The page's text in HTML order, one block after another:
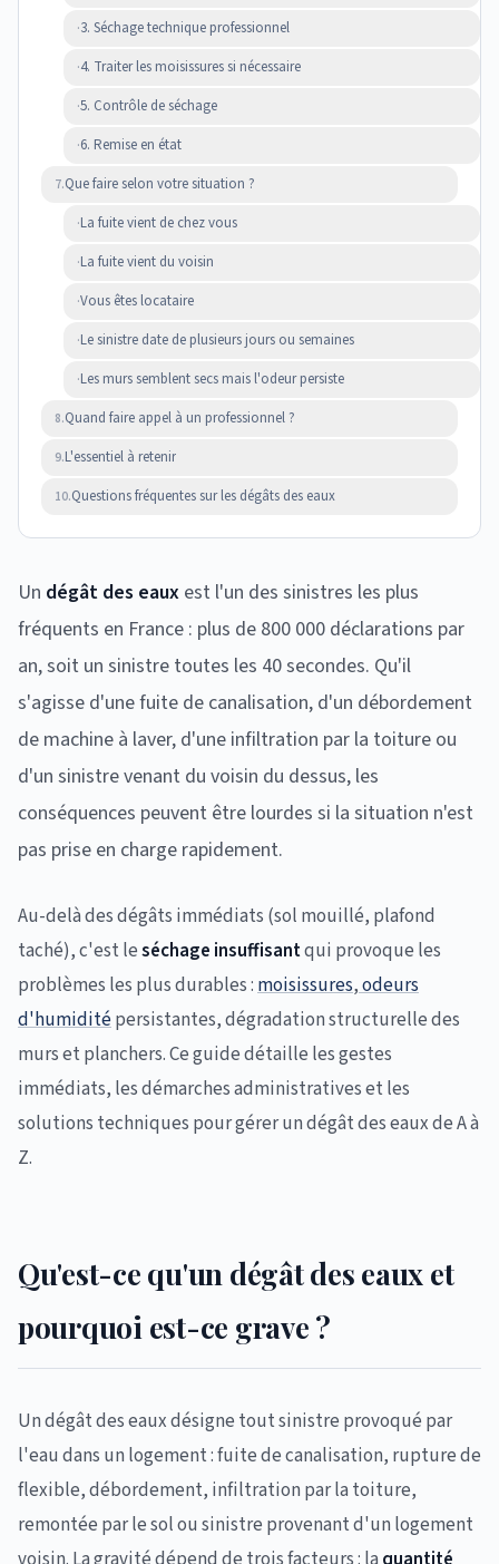
·3. Séchage technique professionnel
·4. Traiter les moisissures si nécessaire
·5. Contrôle de séchage
·6. Remise en état
7.Que faire selon votre situation ?
·La fuite vient de chez vous
·La fuite vient du voisin
·Vous êtes locataire
·Le sinistre date de plusieurs jours ou semaines
·Les murs semblent secs mais l'odeur persiste
8.Quand faire appel à un professionnel ?
9.L'essentiel à retenir
10.Questions fréquentes sur les dégâts des eaux
Un dégât des eaux est l'un des sinistres les plus
fréquents en France : plus de 800 000 déclarations par
an, soit un sinistre toutes les 40 secondes. Qu'il
s'agisse d'une fuite de canalisation, d'un débordement
de machine à laver, d'une infiltration par la toiture ou
d'un sinistre venant du voisin du dessus, les
conséquences peuvent être lourdes si la situation n'est
pas prise en charge rapidement.
Au-delà des dégâts immédiats (sol mouillé, plafond
taché), c'est leséchage insuffisantqui provoque les
problèmes les plus durables : moisissures,odeurs
d'humiditépersistantes, dégradation structurelle des
murs et planchers. Ce guide détaille les gestes
immédiats, les démarches administratives et les
solutions techniques pour gérer un dégât des eaux de A à
Z.
Qu'est-ce qu'un dégât des eaux et
pourquoi est-ce grave ?
Un dégât des eaux désigne tout sinistre provoqué par
l'eau dans un logement : fuite de canalisation, rupture de
flexible, débordement, infiltration par la toiture,
remontée par le sol ou sinistre provenant d'un logement